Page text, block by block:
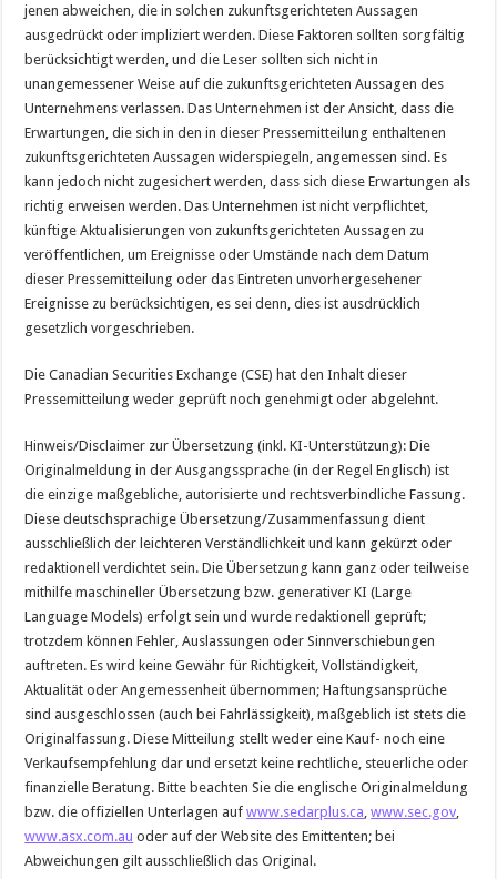
jenen abweichen, die in solchen zukunftsgerichteten Aussagen
ausgedrückt oder impliziert werden. Diese Faktoren sollten sorgfältig
berücksichtigt werden, und die Leser sollten sich nicht in
unangemessener Weise auf die zukunftsgerichteten Aussagen des
Unternehmens verlassen. Das Unternehmen ist der Ansicht, dass die
Erwartungen, die sich in den in dieser Pressemitteilung enthaltenen
zukunftsgerichteten Aussagen widerspiegeln, angemessen sind. Es
kann jedoch nicht zugesichert werden, dass sich diese Erwartungen als
richtig erweisen werden. Das Unternehmen ist nicht verpflichtet,
künftige Aktualisierungen von zukunftsgerichteten Aussagen zu
veröffentlichen, um Ereignisse oder Umstände nach dem Datum
dieser Pressemitteilung oder das Eintreten unvorhergesehener
Ereignisse zu berücksichtigen, es sei denn, dies ist ausdrücklich
gesetzlich vorgeschrieben.
Die Canadian Securities Exchange (CSE) hat den Inhalt dieser
Pressemitteilung weder geprüft noch genehmigt oder abgelehnt.
Hinweis/Disclaimer zur Übersetzung (inkl. KI-Unterstützung): Die
Originalmeldung in der Ausgangssprache (in der Regel Englisch) ist
die einzige maßgebliche, autorisierte und rechtsverbindliche Fassung.
Diese deutschsprachige Übersetzung/Zusammenfassung dient
ausschließlich der leichteren Verständlichkeit und kann gekürzt oder
redaktionell verdichtet sein. Die Übersetzung kann ganz oder teilweise
mithilfe maschineller Übersetzung bzw. generativer KI (Large
Language Models) erfolgt sein und wurde redaktionell geprüft;
trotzdem können Fehler, Auslassungen oder Sinnverschiebungen
auftreten. Es wird keine Gewähr für Richtigkeit, Vollständigkeit,
Aktualität oder Angemessenheit übernommen; Haftungsansprüche
sind ausgeschlossen (auch bei Fahrlässigkeit), maßgeblich ist stets die
Originalfassung. Diese Mitteilung stellt weder eine Kauf- noch eine
Verkaufsempfehlung dar und ersetzt keine rechtliche, steuerliche oder
finanzielle Beratung. Bitte beachten Sie die englische Originalmeldung
bzw. die offiziellen Unterlagen aufwww.sedarplus.ca ,www.sec.gov
www.asx.com.au oder auf der Website des Emittenten; bei
Abweichungen gilt ausschließlich das Original.